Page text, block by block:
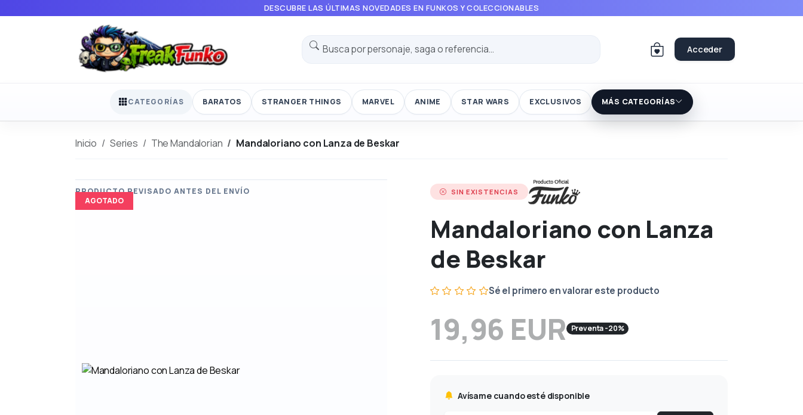
DESCUBRE LAS ÚLTIMAS NOVEDADES EN FUNKOS Y COLECCIONABLES
Acceder
CATEGORÍAS BARATOS STRANGER THINGS MARVEL ANIME STAR WARS EXCLUSIVOS MÁS CATEGORÍAS
Inicio Series The Mandalorian Mandaloriano con Lanza de Beskar
AGOTADO
SIN EXISTENCIAS
Mandaloriano con Lanza
de Beskar
Sé el primero en valorar este producto
19,96 EUR Preventa -20%
Avísame cuando esté disponible